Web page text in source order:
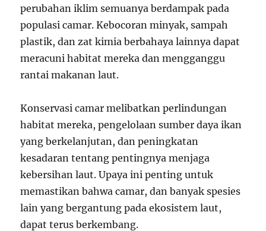
perubahan iklim semuanya berdampak pada
populasi camar. Kebocoran minyak, sampah
plastik, dan zat kimia berbahaya lainnya dapat
meracuni habitat mereka dan mengganggu
rantai makanan laut.
Konservasi camar melibatkan perlindungan
habitat mereka, pengelolaan sumber daya ikan
yang berkelanjutan, dan peningkatan
kesadaran tentang pentingnya menjaga
kebersihan laut. Upaya ini penting untuk
memastikan bahwa camar, dan banyak spesies
lain yang bergantung pada ekosistem laut,
dapat terus berkembang.